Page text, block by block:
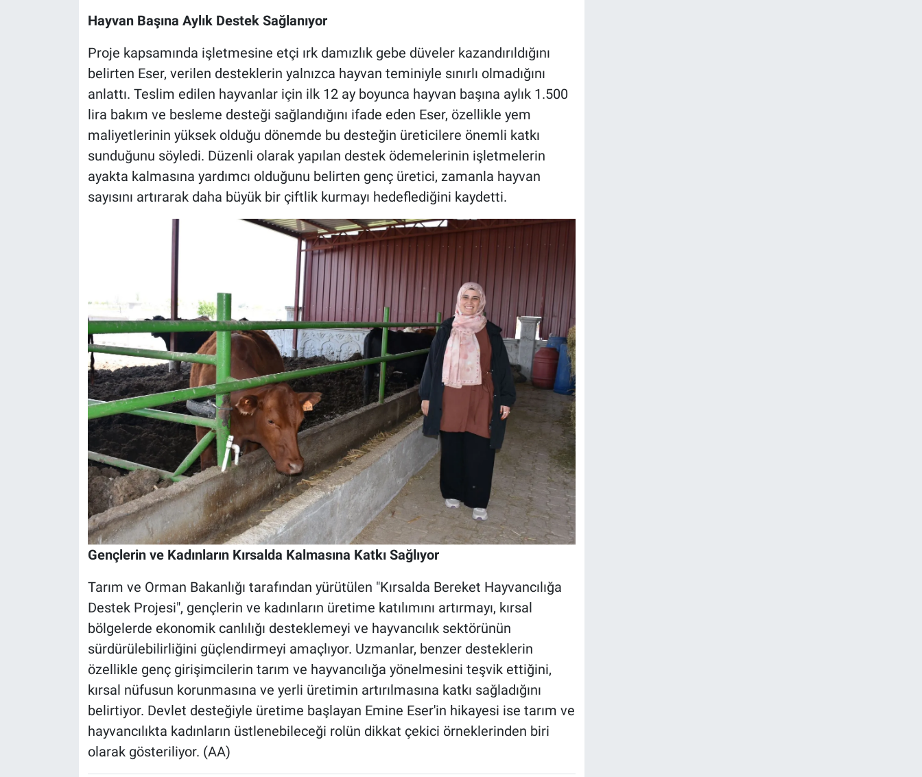
Hayvan Başına Aylık Destek Sağlanıyor
Proje kapsamında işletmesine etçi ırk damızlık gebe düveler kazandırıldığını
belirten Eser, verilen desteklerin yalnızca hayvan teminiyle sınırlı olmadığını
anlattı. Teslim edilen hayvanlar için ilk 12 ay boyunca hayvan başına aylık 1.500
lira bakım ve besleme desteği sağlandığını ifade eden Eser, özellikle yem
maliyetlerinin yüksek olduğu dönemde bu desteğin üreticilere önemli katkı
sunduğunu söyledi. Düzenli olarak yapılan destek ödemelerinin işletmelerin
ayakta kalmasına yardımcı olduğunu belirten genç üretici, zamanla hayvan
sayısını artırarak daha büyük bir çiftlik kurmayı hedeflediğini kaydetti.
Gençlerin ve Kadınların Kırsalda Kalmasına Katkı Sağlıyor
Tarım ve Orman Bakanlığı tarafından yürütülen "Kırsalda Bereket Hayvancılığa
Destek Projesi", gençlerin ve kadınların üretime katılımını artırmayı, kırsal
bölgelerde ekonomik canlılığı desteklemeyi ve hayvancılık sektörünün
sürdürülebilirliğini güçlendirmeyi amaçlıyor. Uzmanlar, benzer desteklerin
özellikle genç girişimcilerin tarım ve hayvancılığa yönelmesini teşvik ettiğini,
kırsal nüfusun korunmasına ve yerli üretimin artırılmasına katkı sağladığını
belirtiyor. Devlet desteğiyle üretime başlayan Emine Eser'in hikayesi ise tarım ve
hayvancılıkta kadınların üstlenebileceği rolün dikkat çekici örneklerinden biri
olarak gösteriliyor. (AA)